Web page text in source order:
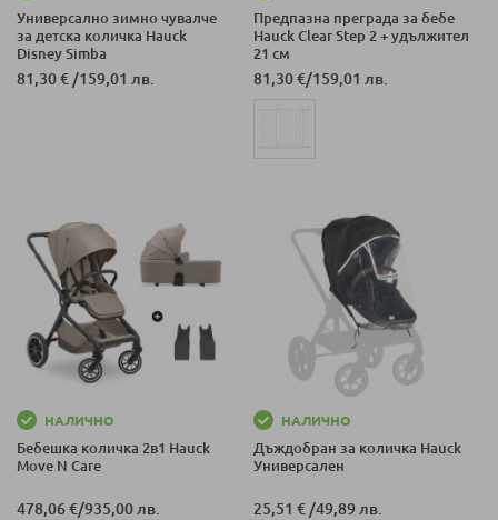
Универсално зимно чувалче
за детска количка Hauck
Disney Simba
81,30 €/159,01 лв.
Предпазна преграда за бебе
Hauck Clear Step 2 + удължител
21 см
81,30 €/159,01 лв.
НАЛИЧНО
Бебешка количка 2в1 Hauck
Move N Care
478,06 €/935,00 лв.
НАЛИЧНО
Дъждобран за количка Hauck
Универсален
25,51 € /49,89 лв.